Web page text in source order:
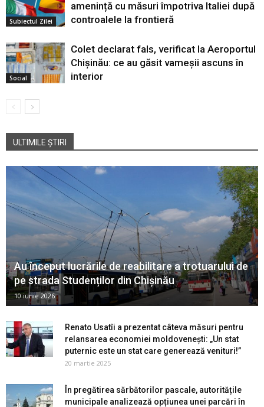
Subiectul Zilei
amenință cu măsuri împotriva Italiei după
controalele la frontieră
Social
Colet declarat fals, verificat la Aeroportul
Chișinău: ce au găsit vameșii ascuns în
interior
ULTIMILE ȘTIRI
Au început lucrările de reabilitare a trotuarului de
pe strada Studenților din Chișinău
10 iunie 2026
Renato Usatîi a prezentat câteva măsuri pentru
relansarea economiei moldovenești: „Un stat
puternic este un stat care generează venituri!”
20 martie 2025
În pregătirea sărbătorilor pascale, autoritățile
municipale analizează opțiunea unei parcări în